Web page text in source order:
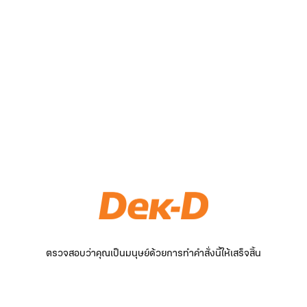
ตรวจสอบว่าคุณเป็นมนุษย์ด้วยการทำคำสั่งนี้ให้เสร็จสิ้น